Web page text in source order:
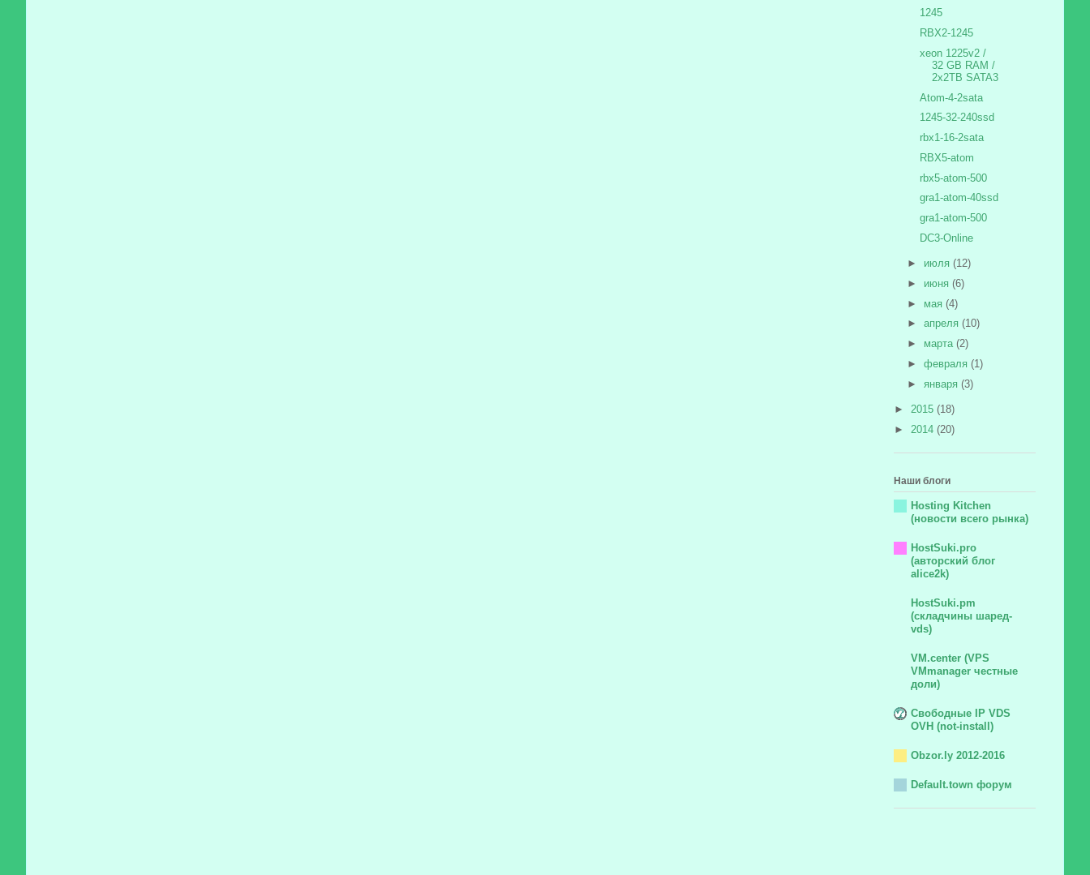
1245
RBX2-1245
xeon 1225v2 /
32 GB RAM /
2x2TB SATA3
Atom-4-2sata
1245-32-240ssd
rbx1-16-2sata
RBX5-atom
rbx5-atom-500
gra1-atom-40ssd
gra1-atom-500
DC3-Online
► июля (12)
► июня (6)
► мая (4)
► апреля (10)
► марта (2)
► февраля (1)
► января (3)
► 2015 (18)
► 2014 (20)
Наши блоги
Hosting Kitchen
(новости всего рынка)
HostSuki.pro
(авторский блог
alice2k)
HostSuki.pm
(складчины шаред-
vds)
VM.center (VPS
VMmanager честные
доли)
Свободные IP VDS
OVH (not-install)
Obzor.ly 2012-2016
Default.town форум